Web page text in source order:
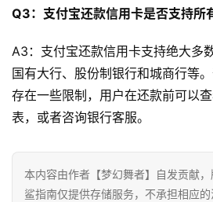
Q3：支付宝还款信用卡是否支持所
A3：支付宝还款信用卡支持绝大多
国有大行、股份制银行和城商行等
存在一些限制，用户在还款前可以
表，或者咨询银行客服。
本内容由作者【梦幻舞者】自发贡献
鲨指南仅提供存储服务，不承担相应